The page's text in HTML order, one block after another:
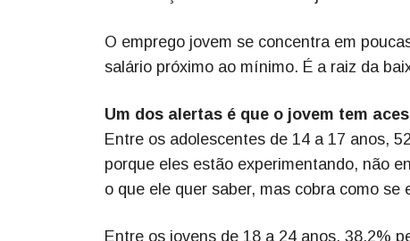
O emprego jovem se concentra em
salário próximo ao mínimo. É a raiz da
Um dos alertas é que o jovem tem
Entre os adolescentes de 14 a 17 anos,
porque eles estão experimentando, não
o que ele quer saber, mas cobra como se
Entre os jovens de 18 a 24 anos, 38,2%